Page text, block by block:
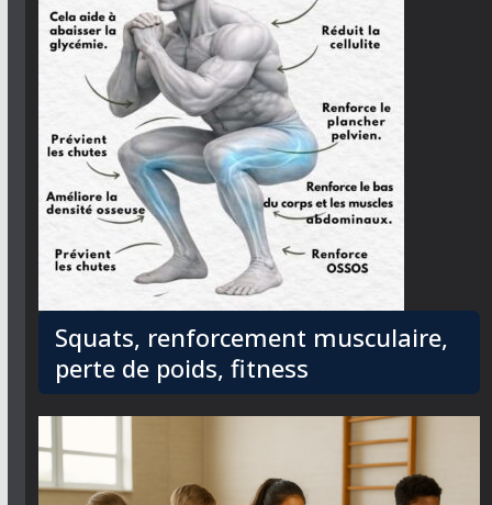
Squats, renforcement musculaire,
perte de poids, fitness